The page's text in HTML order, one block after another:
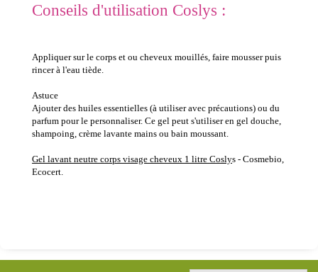
Conseils d'utilisation Coslys :
Appliquer sur le corps et ou cheveux mouillés, faire mousser puis
rincer à l'eau tiède.
Astuce
Ajouter des huiles essentielles (à utiliser avec précautions) ou du
parfum pour le personnaliser. Ce gel peut s'utiliser en gel douche,
shampoing, crème lavante mains ou bain moussant.
Gel lavant neutre corps visage cheveux 1 litre Coslys - Cosmebio,
Ecocert.